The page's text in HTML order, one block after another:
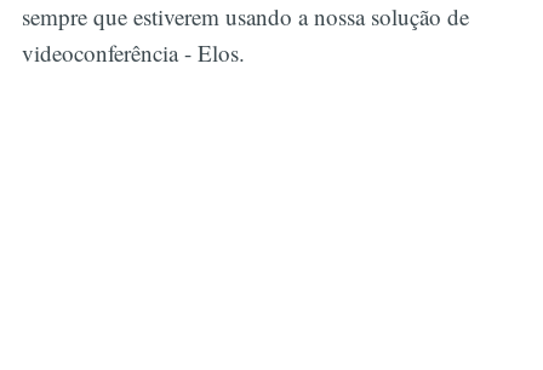
sempre que estiverem usando a nossa solução de
videoconferência - Elos.